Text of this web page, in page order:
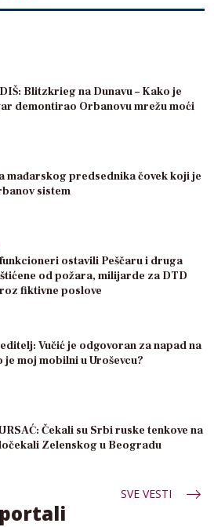
Blitzkrieg na Dunavu – Kako je
demontirao Orbanovu mrežu moći
mađarskog predsednika čovek koji je
sistem
funkcioneri ostavili Peščaru i druga
od požara, milijarde za DTD
fiktivne poslove
Vučić je odgovoran za napad na
je moj mobilni u Uroševcu?
Čekali su Srbi ruske tenkove na
Zelenskog u Beogradu
SVE VESTI